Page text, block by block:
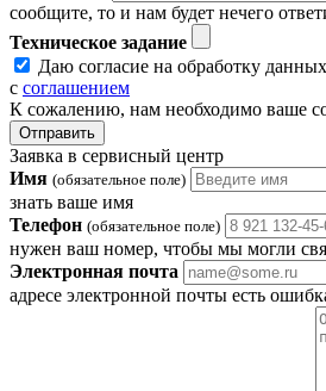
сообщите, то и нам будет нечего
Техническое задание
Даю согласие на обработку
с соглашением
К сожалению, нам необходимо ваше
Отправить
Заявка в сервисный центр
Имя (обязательное поле)
знать ваше имя
Телефон (обязательное поле)
нужен ваш номер, чтобы мы могли
Электронная почта
адресе электронной почты есть